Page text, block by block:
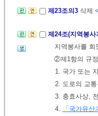
제23조의3 삭제
제24조(지역봉
지역봉사를
②제1항의 규
1. 국가 또는
2. 도로의 교
3. 충효사상,
4.
「국가유